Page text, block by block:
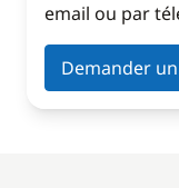
email ou par
Demander